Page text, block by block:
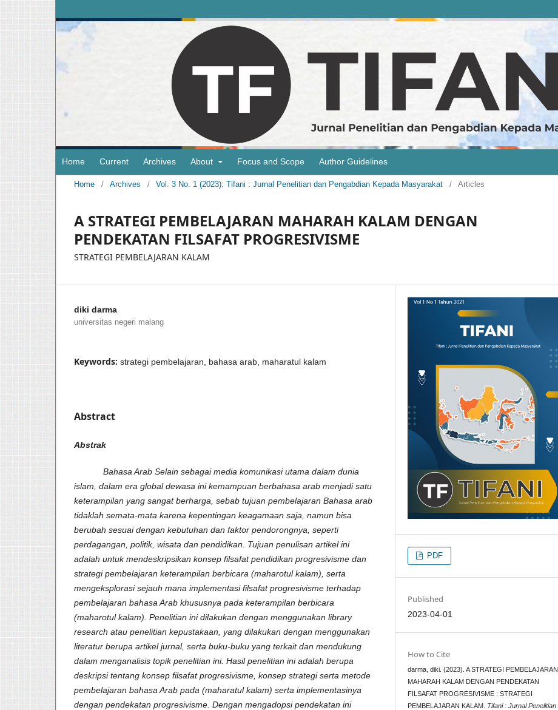
Home Current Archives About Focus and Scope Author Guidelines
Home / Archives / Vol. 3 No. 1 (2023): Tifani : Jurnal Penelitian dan Pengabdian Kepada Masyarakat / Articles
A STRATEGI PEMBELAJARAN MAHARAH KALAM DENGAN
PENDEKATAN FILSAFAT PROGRESIVISME
STRATEGI PEMBELAJARAN KALAM
diki darma
universitas negeri malang
Keywords: strategi pembelajaran, bahasa arab, maharatul kalam
Abstract
Abstrak
Bahasa Arab Selain sebagai media komunikasi utama dalam dunia
islam, dalam era global dewasa ini kemampuan berbahasa arab menjadi satu
keterampilan yang sangat berharga, sebab tujuan pembelajaran Bahasa arab
tidaklah semata-mata karena kepentingan keagamaan saja, namun bisa
berubah sesuai dengan kebutuhan dan faktor pendorongnya, seperti
perdagangan, politik, wisata dan pendidikan. Tujuan penulisan artikel ini
adalah untuk mendeskripsikan konsep filsafat pendidikan progresivisme dan
strategi pembelajaran keterampilan berbicara (maharotul kalam), serta
mengeksplorasi sejauh mana implementasi filsafat progresivisme terhadap
pembelajaran bahasa Arab khususnya pada keterampilan berbicara
(maharotul kalam). Penelitian ini dilakukan dengan menggunakan library
research atau penelitian kepustakaan, yang dilakukan dengan menggunakan
literatur berupa artikel jurnal, serta buku-buku yang terkait dan mendukung
dalam menganalisis topik penelitian ini. Hasil penelitian ini adalah berupa
deskripsi tentang konsep filsafat progresivisme, konsep strategi serta metode
pembelajaran bahasa Arab pada (maharatul kalam) serta implementasinya
dengan pendekatan progresivisme. Dengan mengadopsi pendekatan ini
PDF
Published
2023-04-01
How to Cite
darma, diki. (2023). A STRATEGI PEMBELAJARAN
MAHARAH KALAM DENGAN PENDEKATAN
FILSAFAT PROGRESIVISME : STRATEGI
PEMBELAJARAN KALAM. Tifani : Jurnal Penelitian